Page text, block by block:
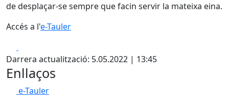
de desplaçar-se sempre que facin servir la mateixa eina.
Accés a l'e-Tauler
Darrera actualització: 5.05.2022 | 13:45
Enllaços
e-Tauler